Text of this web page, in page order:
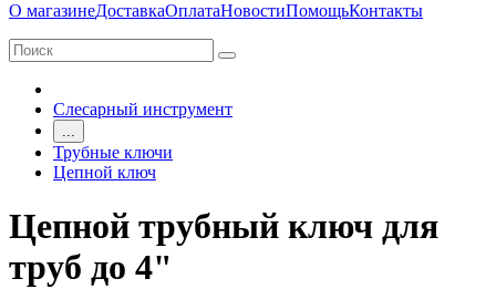
О магазинеДоставкаОплатаНовостиПомощьКонтакты
Слесарный инструмент
...
Трубные ключи
Цепной ключ
Цепной трубный ключ для
труб до 4"